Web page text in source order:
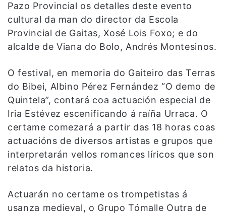
Pazo Provincial os detalles deste evento
cultural da man do director da Escola
Provincial de Gaitas, Xosé Lois Foxo; e do
alcalde de Viana do Bolo, Andrés Montesinos.
O festival, en memoria do Gaiteiro das Terras
do Bibei, Albino Pérez Fernández “O demo de
Quintela”, contará coa actuación especial de
Iria Estévez escenificando á raíña Urraca. O
certame comezará a partir das 18 horas coas
actuacións de diversos artistas e grupos que
interpretarán vellos romances líricos que son
relatos da historia.
Actuarán no certame os trompetistas á
usanza medieval, o Grupo Tómalle Outra de